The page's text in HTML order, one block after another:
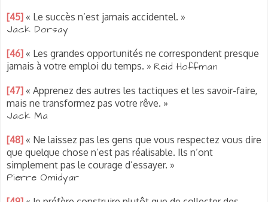
[45] « Le succès n’est jamais accidentel. »
Jack Dorsay
[46] « Les grandes opportunités ne correspondent presque
jamais à votre emploi du temps. » Reid Hoffman
[47] « Apprenez des autres les tactiques et les savoir-faire,
mais ne transformez pas votre rêve. »
Jack Ma
[48] « Ne laissez pas les gens que vous respectez vous dire
que quelque chose n’est pas réalisable. Ils n’ont
simplement pas le courage d’essayer. »
Pierre Omidyar